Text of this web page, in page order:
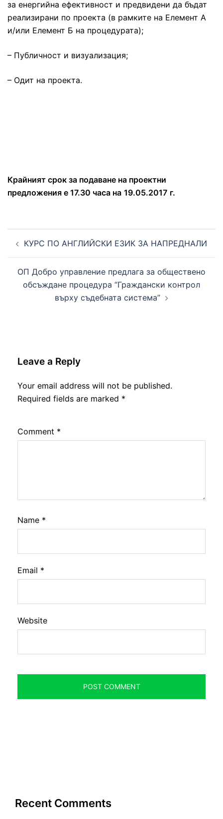
за енергийна ефективност и предвидени да бъдат
реализирани по проекта (в рамките на Елемент А
и/или Елемент Б на процедурата);
– Публичност и визуализация;
– Одит на проекта.
Крайният срок за подаване на проектни
предложения е 17.30 часа на 19.05.2017 г.
navigation
КУРС ПО АНГЛИЙСКИ ЕЗИК ЗА НАПРЕДНАЛИ
ОП Добро управление предлага за обществено
обсъждане процедура “Граждански контрол
върху съдебната система”
Leave a Reply
Your email address will not be published.
Required fields are marked *
Comment *
Name *
Email *
Website
Recent Comments